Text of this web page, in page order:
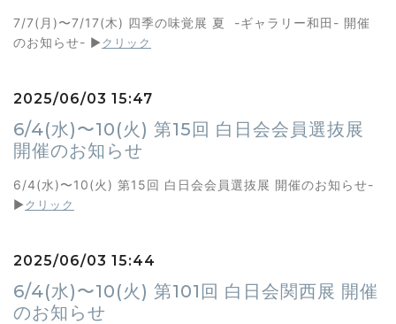
7/7(月)〜7/17(木) 四季の味覚展 夏 -ギャラリー和田- 開催
のお知らせ- ▶︎クリック
2025/06/03 15:47
6/4(水)〜10(火) 第15回 白日会会員選抜展
開催のお知らせ
6/4(水)〜10(火) 第15回 白日会会員選抜展 開催のお知らせ-
▶︎クリック
2025/06/03 15:44
6/4(水)〜10(火) 第101回 白日会関西展 開催
のお知らせ